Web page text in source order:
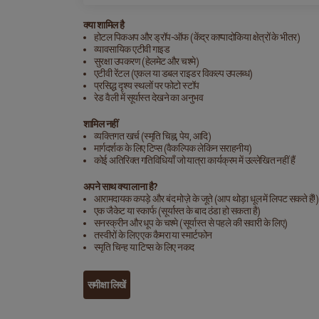
क्या शामिल है
होटल पिकअप और ड्रॉप-ऑफ (केंद्र काप्पादोकिया क्षेत्रों के भीतर)
व्यावसायिक एटीवी गाइड
सुरक्षा उपकरण (हेलमेट और चश्मे)
एटीवी रेंटल (एकल या डबल राइडर विकल्प उपलब्ध)
प्रसिद्ध दृश्य स्थलों पर फोटो स्टॉप
रेड वैली में सूर्यास्त देखने का अनुभव
शामिल नहीं
व्यक्तिगत खर्च (स्मृति चिह्न, पेय, आदि)
मार्गदर्शक के लिए टिप्स (वैकल्पिक लेकिन सराहनीय)
कोई अतिरिक्त गतिविधियाँ जो यात्रा कार्यक्रम में उल्लेखित नहीं हैं
अपने साथ क्या लाना है?
आरामदायक कपड़े और बंद मोज़े के जूते (आप थोड़ा धूल में लिपट सकते हैं!)
एक जैकेट या स्कार्फ (सूर्यास्त के बाद ठंडा हो सकता है)
सनस्क्रीन और धूप के चश्मे (सूर्यास्त से पहले की सवारी के लिए)
तस्वीरों के लिए एक कैमरा या स्मार्टफोन
स्मृति चिन्ह या टिप्स के लिए नकद
समीक्षा लिखें